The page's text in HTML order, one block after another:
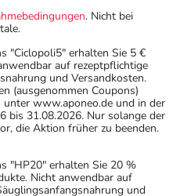
. Nicht bei
"Ciclopoli5" erhalten Sie 5 €
auf rezeptpflichtige
und Versandkosten.
(ausgenommen Coupons)
www.aponeo.de und in der
bis 31.08.2026. Nur solange der
die Aktion früher zu beenden.
"HP20" erhalten Sie 20 %
Nicht anwendbar auf
und